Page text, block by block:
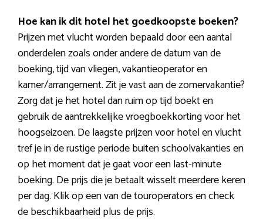
Hoe kan ik dit hotel het goedkoopste boeken?
Prijzen met vlucht worden bepaald door een aantal
onderdelen zoals onder andere de datum van de
boeking, tijd van vliegen, vakantieoperator en
kamer/arrangement. Zit je vast aan de zomervakantie?
Zorg dat je het hotel dan ruim op tijd boekt en
gebruik de aantrekkelijke vroegboekkorting voor het
hoogseizoen. De laagste prijzen voor hotel en vlucht
tref je in de rustige periode buiten schoolvakanties en
op het moment dat je gaat voor een last-minute
boeking. De prijs die je betaalt wisselt meerdere keren
per dag. Klik op een van de touroperators en check
de beschikbaarheid plus de prijs.